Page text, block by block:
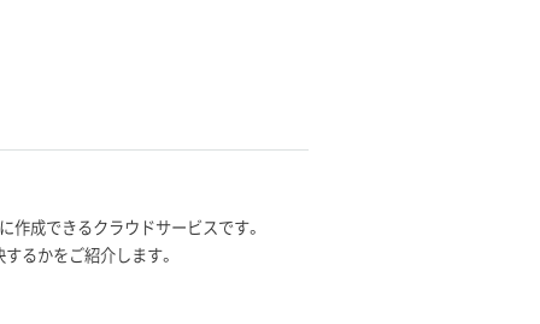
作成できるクラウドサービスです。
るかをご紹介します。